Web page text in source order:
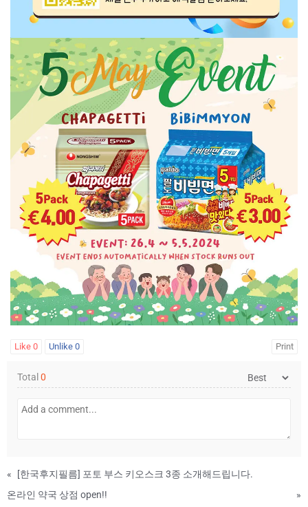
Like 0 Unlike 0 Print
Total 0
«
[한국후지필름] 포토 부스 키오스크 3종 소개해드립니다.
온라인 약국 상점 open!!
»